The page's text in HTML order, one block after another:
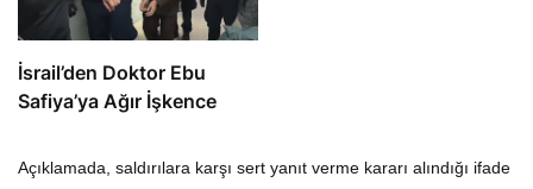
İsrail’den Doktor Ebu
Safiya’ya Ağır İşkence
Açıklamada, saldırılara karşı sert yanıt verme kararı alındığı ifade